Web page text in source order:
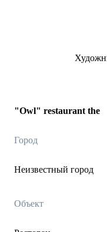
"Owl" restaurant the
Город
Неизвестный город
Объект